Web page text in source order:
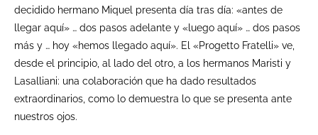
decidido hermano Miquel presenta día tras día: «antes de
llegar aquí» … dos pasos adelante y «luego aquí» … dos pasos
más y … hoy «hemos llegado aquí». El «Progetto Fratelli» ve,
desde el principio, al lado del otro, a los hermanos Maristi y
Lasalliani: una colaboración que ha dado resultados
extraordinarios, como lo demuestra lo que se presenta ante
nuestros ojos.